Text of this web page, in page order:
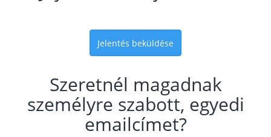
Jelentés beküldése
Szeretnél magadnak
személyre szabott, egyedi
emailcímet?